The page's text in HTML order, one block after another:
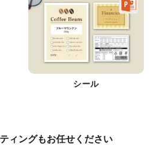
シール
ィングもお任せください